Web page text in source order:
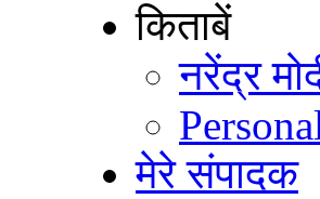
किताबें
नरेंद्र
मेरे संपादक